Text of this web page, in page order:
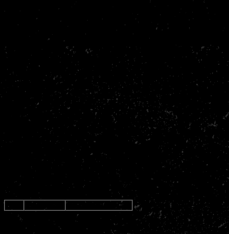
zal worden gehouden in de dojo (i.v.m. de
matten die we nodig hebben), dit examen zal tijdens de gewone les
zijn. Ook hier is publiek welkom, maar we willen jullie vragen met
niet meer dan 2 man te komen aangezien we met relatief veel
Sommige van jullie zullen al gezien hebben dat er een extra deur
geplaatst is, op deze deur komt de scanner die normaal gesproken op
de bar staat, hiermee kun je de deur openen. Dit betekent dat je van
’s ochtends, tot ‘s avonds kan komen trainen voor de fitness of
buiten de lesuren om voor de open dojo. Wist je dat je voor 50,- per
maand bij ons kan fitnessen en alle groepslessen mee kan draaien?!
Heb jij deze app nog niet op je telefoon of heb je geen telefoon en
wil je een pasje hebben? Deze zijn verkrijgbaar bij de bar voor 5,-.
Heb je hier nog vragen over? Trek dan Sensei John of Danique even
aan hun mouw.
Net als ieder jaar zal de onderbouw (woensdag, vrijdag en/of
zaterdagjeugd) gedurende de zomervakantie vrij zijn van trainen (9
juli t/m 21 augustus). De bovenbouw (dinsdag/donderdag) mag
aansluiten bij de volwassen uren uit onderstaand zomerrooster.
DAG OCHTEND MIDDAG/AVOND
08:30 – 12:00 Vrij
12:00 – 20:00 Vrij trainen,